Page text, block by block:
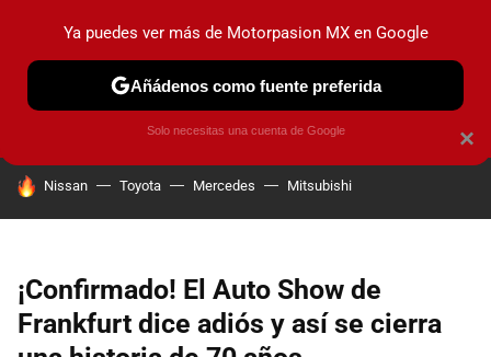
PRUEBAS INDUSTRIA HOY NO CIRCULA
HOY SE HABLA DE
Nissan Toyota Mercedes Mitsubishi
¡Confirmado! El Auto Show de
Frankfurt dice adiós y así se cierra
×
Ya puedes ver más de Motorpasion MX en Google
Añádenos como fuente preferida
Solo necesitas una cuenta de Google